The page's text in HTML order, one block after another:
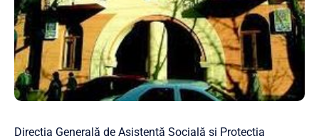
Direcția Generală de Asistență Socială și Protecția